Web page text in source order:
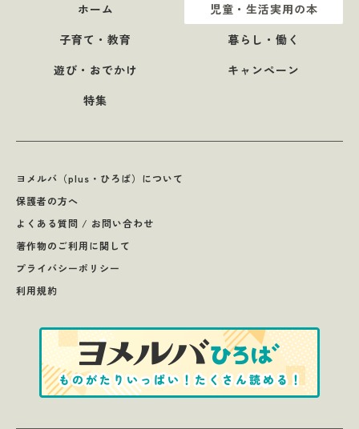
ホーム
児童・生活実用の本
子育て・教育
暮らし・働く
遊び・おでかけ
キャンペーン
特集
ヨメルバ（plus・ひろば）について
保護者の方へ
よくある質問 / お問い合わせ
著作物のご利用に関して
プライバシーポリシー
利用規約